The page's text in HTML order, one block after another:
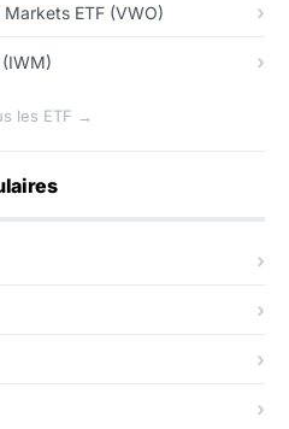
ETF (VWO)
les ETF →